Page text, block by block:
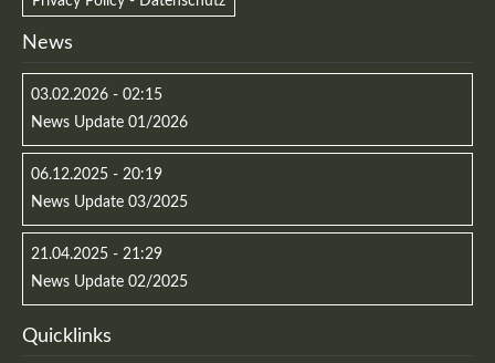
News
03.02.2026 - 02:15
News Update 01/2026
06.12.2025 - 20:19
News Update 03/2025
21.04.2025 - 21:29
News Update 02/2025
Quicklinks
Kontaktdaten
Herbert Lukaszewski
Login
Benutzername
Passwort